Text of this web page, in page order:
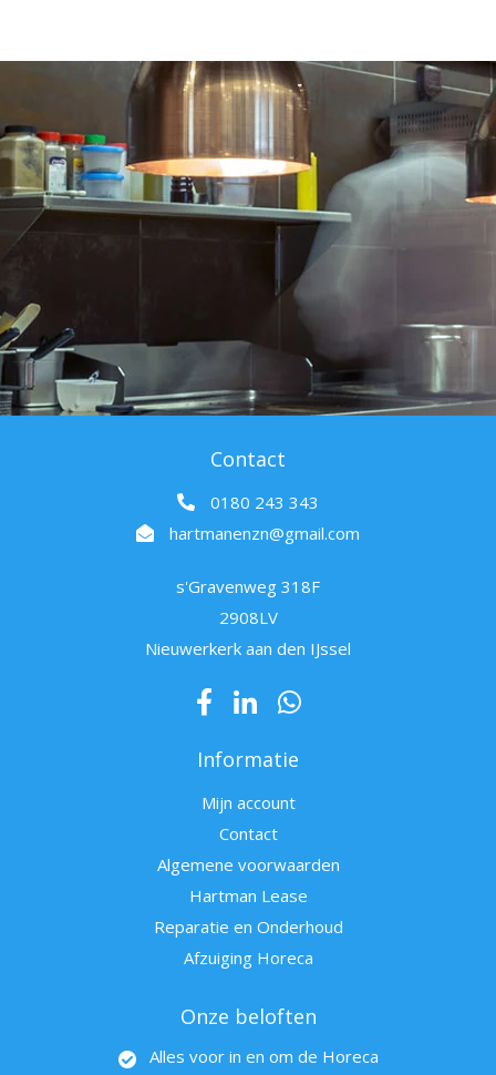
Contact
0180 243 343
hartmanenzn@gmail.com
s'Gravenweg 318F
2908LV
Nieuwerkerk aan den IJssel
Informatie
Mijn account
Contact
Algemene voorwaarden
Hartman Lease
Reparatie en Onderhoud
Afzuiging Horeca
Onze beloften
Alles voor in en om de Horeca